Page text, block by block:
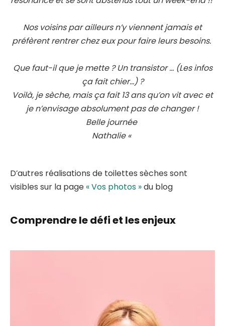
Nos voisins par ailleurs n’y viennent jamais et
préfèrent rentrer chez eux pour faire leurs besoins.
Que faut-il que je mette ? Un transistor … (Les infos
ça fait chier…) ?
Voilà, je sèche, mais ça fait 13 ans qu’on vit avec et
je n’envisage absolument pas de changer !
Belle journée
Nathalie «
D’autres réalisations de toilettes sèches sont
visibles sur la page « Vos photos »du blog
Comprendre le défi et les enjeux